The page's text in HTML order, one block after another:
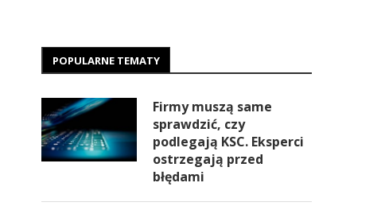
POPULARNE TEMATY
Firmy muszą same
sprawdzić, czy
podlegają KSC. Eksperci
ostrzegają przed
błędami